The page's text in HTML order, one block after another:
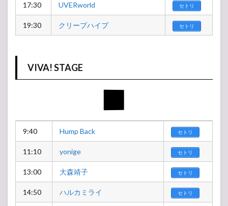
17:30 UVERworld セトリ
19:30 クリープハイプ セトリ
VIVA! STAGE
9:40 Hump Back セトリ
11:10 yonige セトリ
13:00 大森靖子 セトリ
14:50 ハルカミライ セトリ